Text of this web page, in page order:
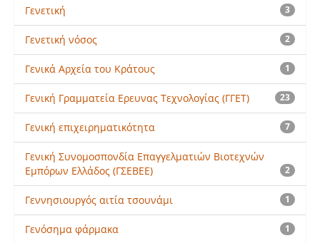
Γενετική 3
Γενετική νόσος 2
Γενικά Αρχεία του Κράτους 1
Γενική Γραμματεία Ερευνας Τεχνολογίας (ΓΓΕΤ) 23
Γενική επιχειρηματικότητα 7
Γενική Συνομοσπονδία Επαγγελματιών Βιοτεχνών
Εμπόρων Ελλάδος (ΓΣΕΒΕΕ)
2
Γεννησιουργός αιτία τσουνάμι 1
Γενόσημα φάρμακα 1